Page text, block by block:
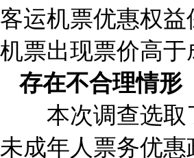
客运机票优惠权
机票出现票价高于
存在不合理情形
本次调查选取
未成年人票务优